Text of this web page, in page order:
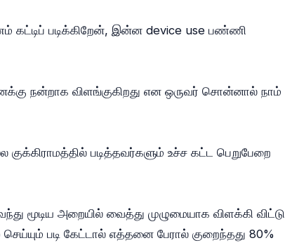
கட்டிப் படிக்கிறேன், இன்ன device use பண்ணி
நன்றாக விளங்குகிறது என ஒருவர் சொன்னால் நாம்
குக்கிராமத்தில் படித்தவர்களும் உச்ச கட்ட பெறுபேறை
மூடிய அறையில் வைத்து முழுமையாக விளக்கி விட்டு
படி கேட்டால் எத்தனை பேரால் குறைந்தது 80%